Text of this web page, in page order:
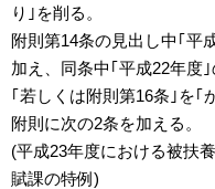
り｣を削る。
附則第14条の見出し中｢平
加え、同条中｢平成22年度
｢若しくは附則第16条｣を｢
附則に次の2条を加える。
(平成23年度における被扶
賦課の特例)